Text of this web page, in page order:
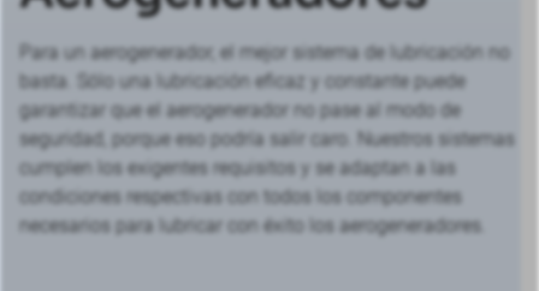
Para un aerogenerador, el mejor sistema de lubricación no
basta. Sólo una lubricación eficaz y constante puede
garantizar que el aerogenerador no pase al modo de
seguridad, porque eso podría salir caro. Nuestros sistemas
cumplen los exigentes requisitos y se adaptan a las
condiciones respectivas con todos los componentes
necesarios para lubricar con éxito los aerogeneradores.